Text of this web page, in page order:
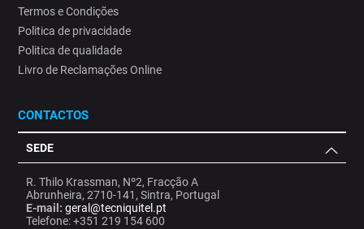
Termos e Condições
Politica de privacidade
Politica de qualidade
Livro de Reclamações Online
CONTACTOS
SEDE
R. Thilo Krassman, Nº2, Fracção A
Abrunheira, 2710-141, Sintra, Portugal
E-mail: geral@tecniquitel.pt
Telefone: +351 219 154 600